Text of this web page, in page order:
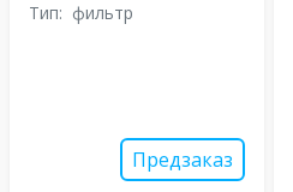
Тип: фильтр
Предзаказ